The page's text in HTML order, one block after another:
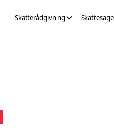
Skatterådgivning